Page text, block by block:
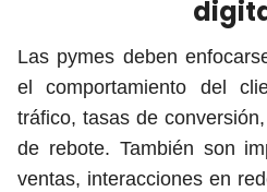
Las pymes deben
el comportamiento del
tráfico, tasas de
de rebote. También son
ventas, interacciones en